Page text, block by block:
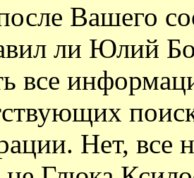
Вашего
ли Юлий
все
Нет, все